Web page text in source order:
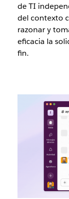
de TI
del contexto
razonar y
eficacia la
fin.